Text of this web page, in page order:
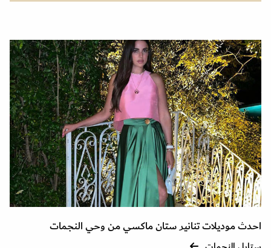
احدث موديلات تنانير ستان ماكسي من وحي النجمات